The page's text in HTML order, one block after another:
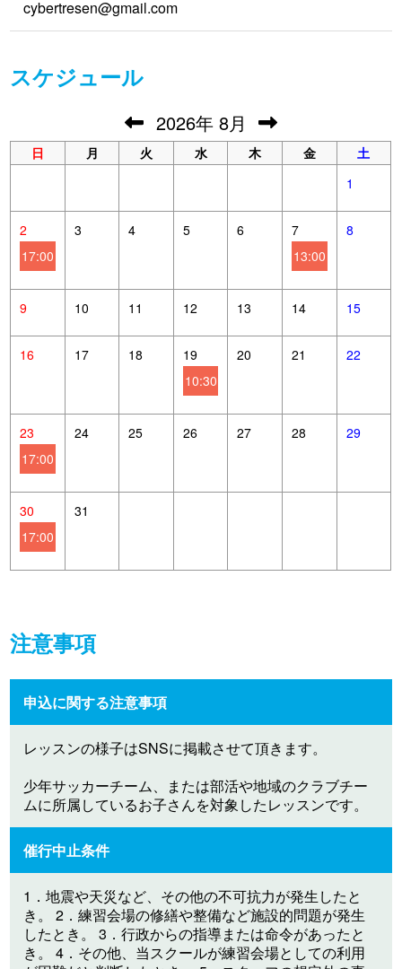
cybertresen@gmail.com
スケジュール
2026年 8月
日 月 火 水 木 金
土
1
2
17:00
3 4 5 6
7
13:00
8
9 10 11 12 13 14 15
16 17 18
19
10:30
20 21 22
23
17:00
24 25 26 27 28 29
30
17:00
31
注意事項
申込に関する注意事項
レッスンの様子はSNSに掲載させて頂きます。
少年サッカーチーム、または部活や地域のクラブチー
ムに所属しているお子さんを対象したレッスンです。
催行中止条件
1．地震や天災など、その他の不可抗力が発生したと
き。 2．練習会場の修繕や整備など施設的問題が発生
したとき。 3．行政からの指導または命令があったと
き。 4．その他、当スクールが練習会場としての利用